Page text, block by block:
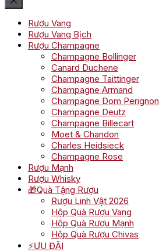
Rượu Vang
Rượu Vang Bịch
Rượu Champagne
Champagne Bollinger
Canard Duchene
Champagne Taittinger
Champagne Armand
Champagne Dom Perignon
Champagne Deutz
Champagne Billecart
Moet & Chandon
Charles Heidsieck
Champagne Rose
Rượu Mạnh
Rượu Whisky
🎁Quà Tặng Rượu
Rượu Linh Vật 2026
Hộp Quà Rượu Vang
Hộp Quà Rượu Mạnh
Hộp Quà Rượu Chivas
⚡ƯU ĐÃI